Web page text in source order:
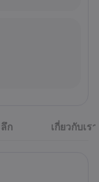
ก เกี่ยวกับเรา